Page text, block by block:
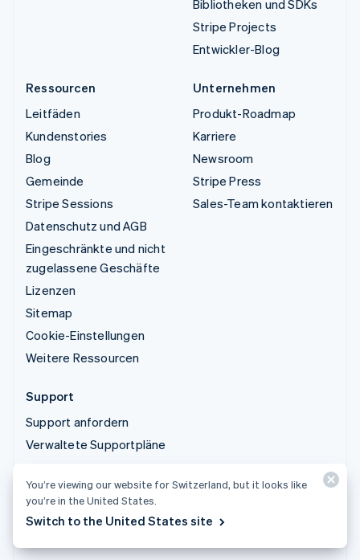
Bibliotheken und SDKs
Stripe Projects
Entwickler-Blog
Ressourcen
Leitfäden
Kundenstories
Blog
Gemeinde
Stripe Sessions
Datenschutz und AGB
Eingeschränkte und nicht
zugelassene Geschäfte
Lizenzen
Sitemap
Cookie-Einstellungen
Weitere Ressourcen
Unternehmen
Produkt-Roadmap
Karriere
Newsroom
Stripe Press
Sales-Team kontaktieren
Support
Support anfordern
Verwaltete Supportpläne
© 2026 Stripe, LLC
You’re viewing our website for Switzerland, but it looks like
you’re in the United States.
Switch to the United States site